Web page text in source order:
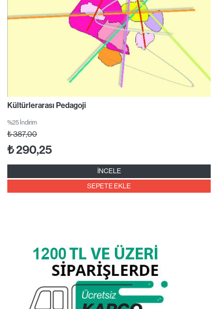
Kültürlerarası Pedagoji
%25 İndirim
₺387,00
₺290,25
İNCELE
SEPETE EKLE